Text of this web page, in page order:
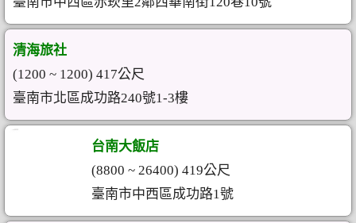
清海旅社
(1200 ~ 1200) 417公尺
臺南市北區成功路240號1-3樓
台南大飯店
(8800 ~ 26400) 419公尺
臺南市中西區成功路1號